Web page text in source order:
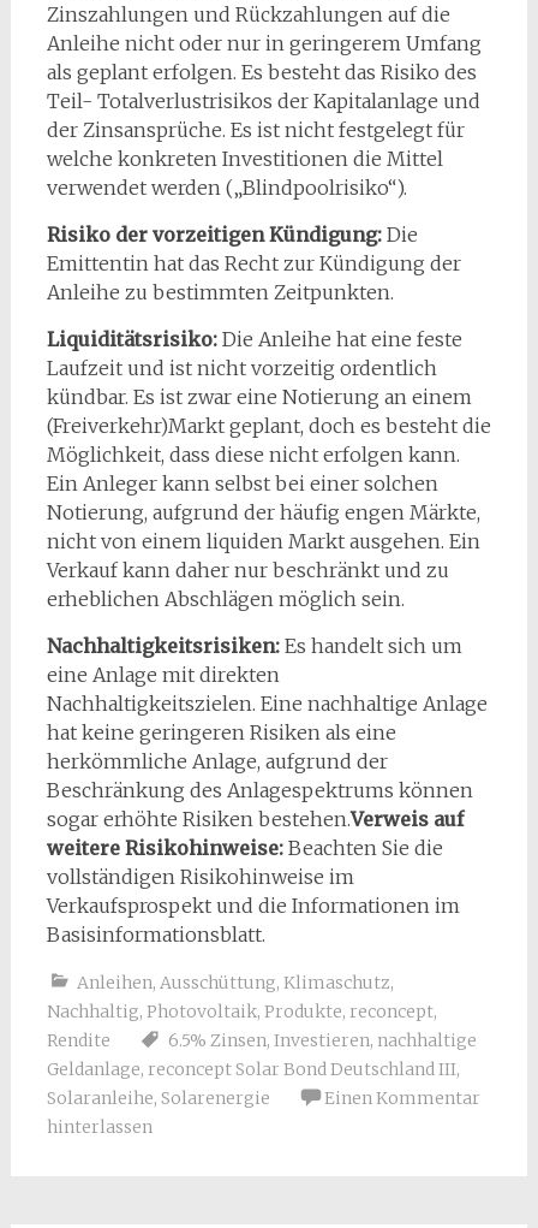
Zinszahlungen und Rückzahlungen auf die
Anleihe nicht oder nur in geringerem Umfang
als geplant erfolgen. Es besteht das Risiko des
Teil- Totalverlustrisikos der Kapitalanlage und
der Zinsansprüche. Es ist nicht festgelegt für
welche konkreten Investitionen die Mittel
verwendet werden („Blindpoolrisiko“).
Risiko der vorzeitigen Kündigung: Die
Emittentin hat das Recht zur Kündigung der
Anleihe zu bestimmten Zeitpunkten.
Liquiditätsrisiko: Die Anleihe hat eine feste
Laufzeit und ist nicht vorzeitig ordentlich
kündbar. Es ist zwar eine Notierung an einem
(Freiverkehr)Markt geplant, doch es besteht die
Möglichkeit, dass diese nicht erfolgen kann.
Ein Anleger kann selbst bei einer solchen
Notierung, aufgrund der häufig engen Märkte,
nicht von einem liquiden Markt ausgehen. Ein
Verkauf kann daher nur beschränkt und zu
erheblichen Abschlägen möglich sein.
Nachhaltigkeitsrisiken: Es handelt sich um
eine Anlage mit direkten
Nachhaltigkeitszielen. Eine nachhaltige Anlage
hat keine geringeren Risiken als eine
herkömmliche Anlage, aufgrund der
Beschränkung des Anlagespektrums können
sogar erhöhte Risiken bestehen.Verweis auf
weitere Risikohinweise: Beachten Sie die
vollständigen Risikohinweise im
Verkaufsprospekt und die Informationen im
Basisinformationsblatt.
Anleihen, Ausschüttung, Klimaschutz,
Nachhaltig, Photovoltaik, Produkte, reconcept,
Rendite
6.5% Zinsen, Investieren, nachhaltige
Geldanlage, reconcept Solar Bond Deutschland III,
Solaranleihe, Solarenergie
Einen Kommentar
hinterlassen